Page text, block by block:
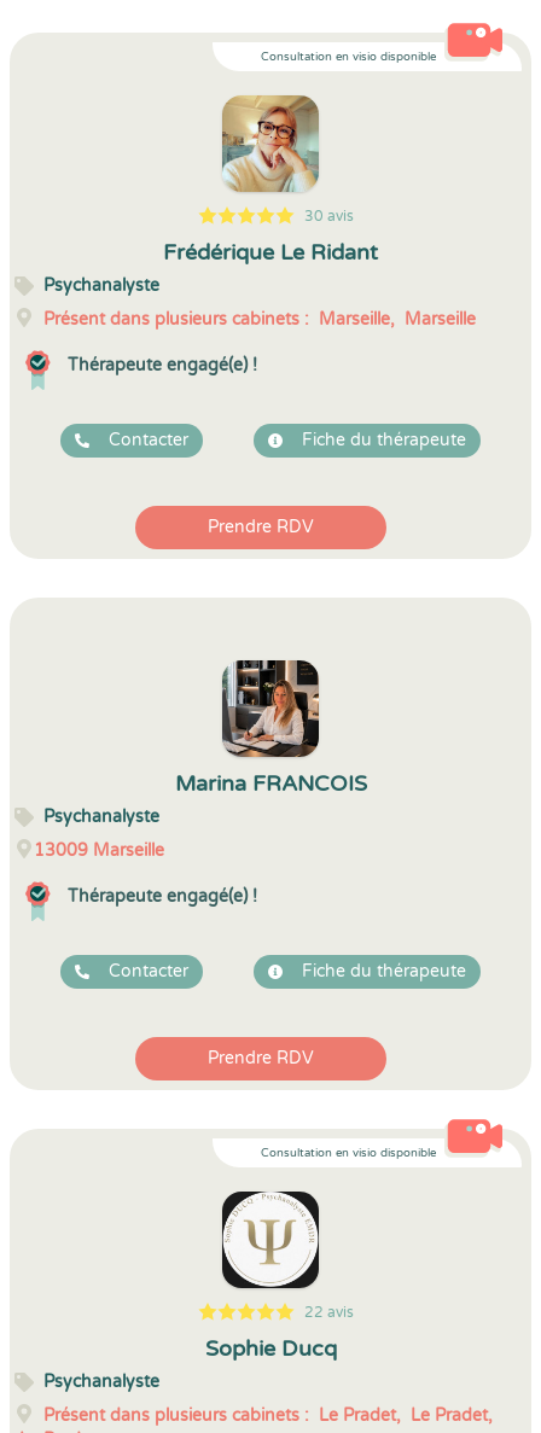
Consultation en visio disponible
5
1
5
30 30 avis
Frédérique Le Ridant
Psychanalyste
Présent dans plusieurs cabinets : Marseille, Marseille
Thérapeute engagé(e) !
Contacter Fiche du thérapeute
Prendre RDV
Marina FRANCOIS
Psychanalyste
13009 Marseille
Thérapeute engagé(e) !
Contacter Fiche du thérapeute
Prendre RDV
Consultation en visio disponible
5
1
5
22 22 avis
Sophie Ducq
Psychanalyste
Présent dans plusieurs cabinets : Le Pradet, Le Pradet,